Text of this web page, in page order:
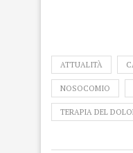
ATTUALITÀ
NOSOCOMIO
TERAPIA DEL